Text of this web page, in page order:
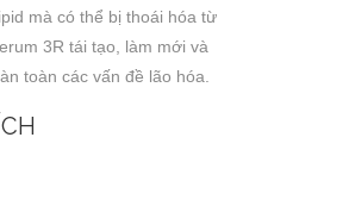
mà có thể bị thoái hóa từ
3R tái tạo, làm mới và
toàn các vấn đề lão hóa.